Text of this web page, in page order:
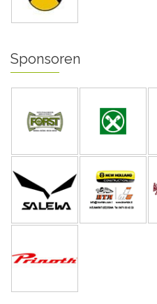
Sponsoren